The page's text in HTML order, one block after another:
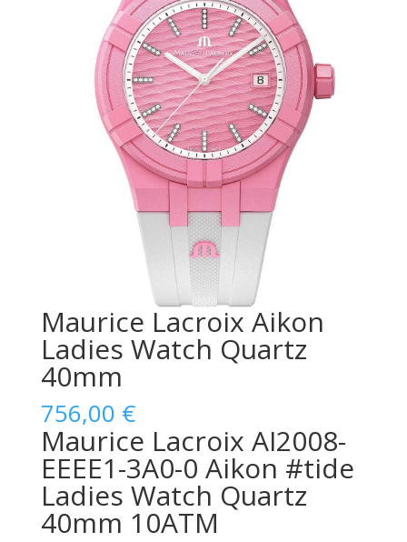
Maurice Lacroix Aikon
Ladies Watch Quartz
40mm
756,00 €
Maurice Lacroix AI2008-
EEEE1-3A0-0 Aikon #tide
Ladies Watch Quartz
40mm 10ATM